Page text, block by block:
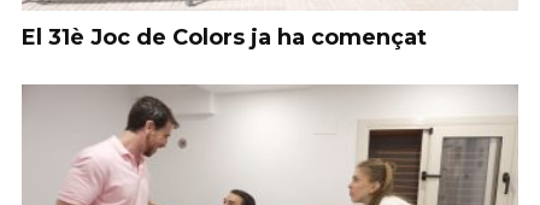
El 31è Joc de Colors ja ha començat